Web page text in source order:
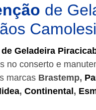
de
Camolesi
Geladeira
no conserto e
marcas Brastemp,
, Continental,